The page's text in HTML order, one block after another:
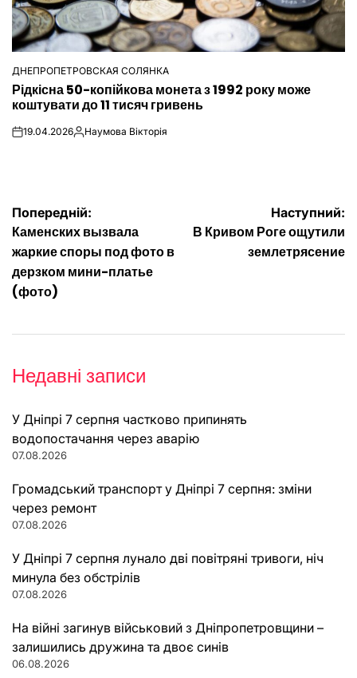
ОПУБЛІКУВАТИ
У
ДНЕПРОПЕТРОВСКАЯ СОЛЯНКА
Рідкісна 50-копійкова монета з 1992 року може
коштувати до 11 тисяч гривень
on19.04.2026Опубліковано
Наумова Вікторія
Навігація
записів
Попередній:
Каменских вызвала
жаркие споры под фото в
дерзком мини-платье
(фото)
Наступний:
В Кривом Роге ощутили
землетрясение
Недавні записи
У Дніпрі 7 серпня частково припинять
водопостачання через аварію
07.08.2026
Громадський транспорт у Дніпрі 7 серпня: зміни
через ремонт
07.08.2026
У Дніпрі 7 серпня лунало дві повітряні тривоги, ніч
минула без обстрілів
07.08.2026
На війні загинув військовий з Дніпропетровщини –
залишились дружина та двоє синів
06.08.2026